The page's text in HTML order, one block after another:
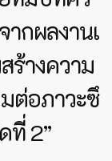
กผลงานเ
ร้างความ
ต่อภาวะซึ
ที่ 2”